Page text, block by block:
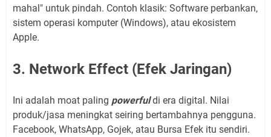
mahal" untuk pindah. Contoh klasik: Software perbankan,
sistem operasi komputer (Windows), atau ekosistem
Apple.
3. Network Effect (Efek Jaringan)
Ini adalah moat paling powerfuldi era digital. Nilai
produk/jasa meningkat seiring bertambahnya pengguna.
Facebook, WhatsApp, Gojek, atau Bursa Efek itu sendiri.